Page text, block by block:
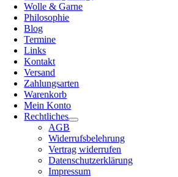
Wolle & Garne
Philosophie
Blog
Termine
Links
Kontakt
Versand
Zahlungsarten
Warenkorb
Mein Konto
Rechtliches
AGB
Widerrufsbelehrung
Vertrag widerrufen
Datenschutzerklärung
Impressum